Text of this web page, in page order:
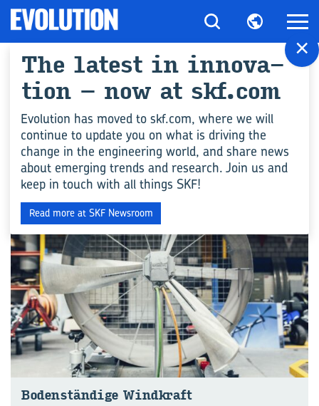
All ar­ticles for
"Schwenk­la­ger"
INDUSTRIE
Bo­den­stän­di­ge Wind­kraft
×
The la­test in in­no­va­
ti­on – now at skf.com
Evolution has moved to skf.com, where we will
continue to update you on what is driving the
change in the engineering world, and share news
about emerging trends and research. Join us and
keep in touch with all things SKF!
Read more at SKF Newsroom